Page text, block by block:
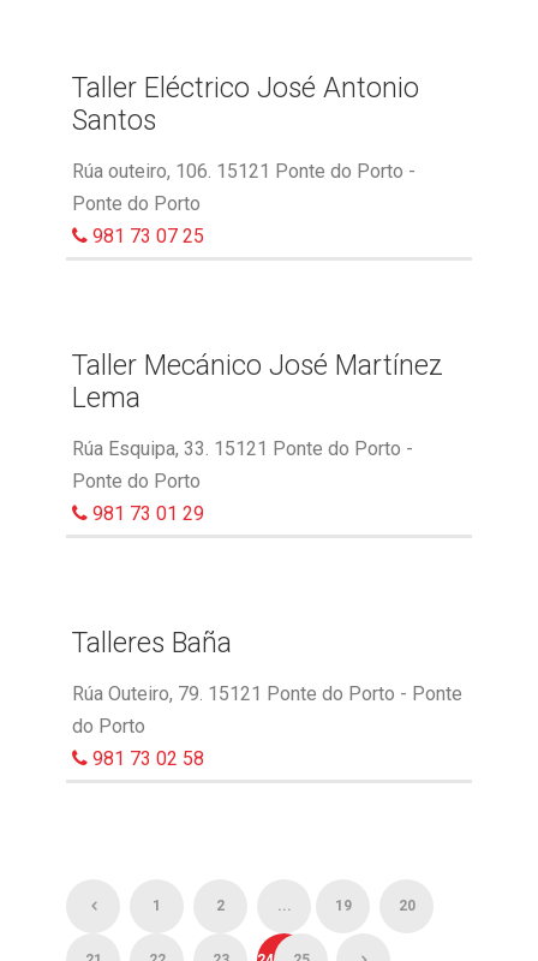
Taller Eléctrico José Antonio
Santos
Rúa outeiro, 106. 15121 Ponte do Porto -
Ponte do Porto
981 73 07 25
Taller Mecánico José Martínez
Lema
Rúa Esquipa, 33. 15121 Ponte do Porto -
Ponte do Porto
981 73 01 29
Talleres Baña
Rúa Outeiro, 79. 15121 Ponte do Porto - Ponte
do Porto
981 73 02 58
1 2 ... 19 20